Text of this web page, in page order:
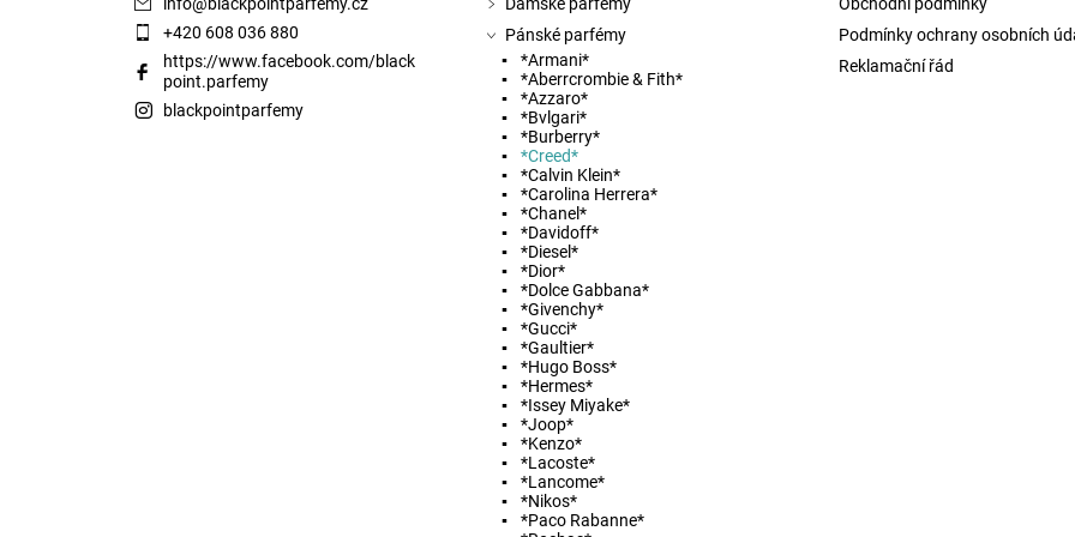
+420 608 036 880
https://www.facebook.com/black
point.parfemy
blackpointparfemy
Pánské parfémy
*Armani*
*Aberrcrombie & Fith*
*Azzaro*
*Bvlgari*
*Burberry*
*Creed*
*Calvin Klein*
*Carolina Herrera*
*Chanel*
*Davidoff*
*Diesel*
*Dior*
*Dolce Gabbana*
*Givenchy*
*Gucci*
*Gaultier*
*Hugo Boss*
*Hermes*
*Issey Miyake*
*Joop*
*Kenzo*
*Lacoste*
*Lancome*
*Nikos*
*Paco Rabanne*
Podmínky ochrany osobních
Reklamační řád